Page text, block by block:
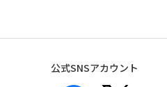
公式SNSアカウント